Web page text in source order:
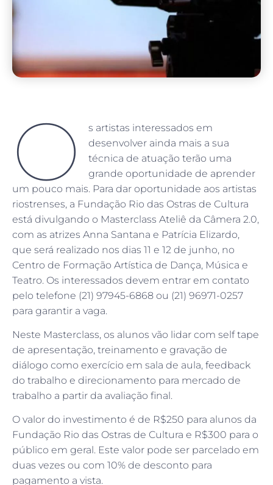
O
s artistas interessados em
desenvolver ainda mais a sua
técnica de atuação terão uma
grande oportunidade de aprender
um pouco mais. Para dar oportunidade aos artistas
riostrenses, a Fundação Rio das Ostras de Cultura
está divulgando o Masterclass Ateliê da Câmera 2.0,
com as atrizes Anna Santana e Patrícia Elizardo,
que será realizado nos dias 11 e 12 de junho, no
Centro de Formação Artística de Dança, Música e
Teatro. Os interessados devem entrar em contato
pelo telefone (21) 97945-6868 ou (21) 96971-0257
para garantir a vaga.
Neste Masterclass, os alunos vão lidar com self tape
de apresentação, treinamento e gravação de
diálogo como exercício em sala de aula, feedback
do trabalho e direcionamento para mercado de
trabalho a partir da avaliação final.
O valor do investimento é de R$250 para alunos da
Fundação Rio das Ostras de Cultura e R$300 para o
público em geral. Este valor pode ser parcelado em
duas vezes ou com 10% de desconto para
pagamento a vista.